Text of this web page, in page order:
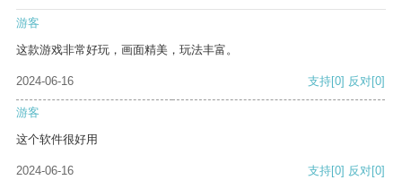
游客
这款游戏非常好玩，画面精美，玩法丰富。
2024-06-16 支持[0] 反对[0]
游客
这个软件很好用
2024-06-16 支持[0] 反对[0]